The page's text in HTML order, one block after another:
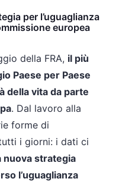
per l’uguaglianza
europea
della FRA, il più
Paese per Paese
della vita da parte
. Dal lavoro alla
forme di
i giorni: i dati ci
nuova strategia
l’uguaglianza